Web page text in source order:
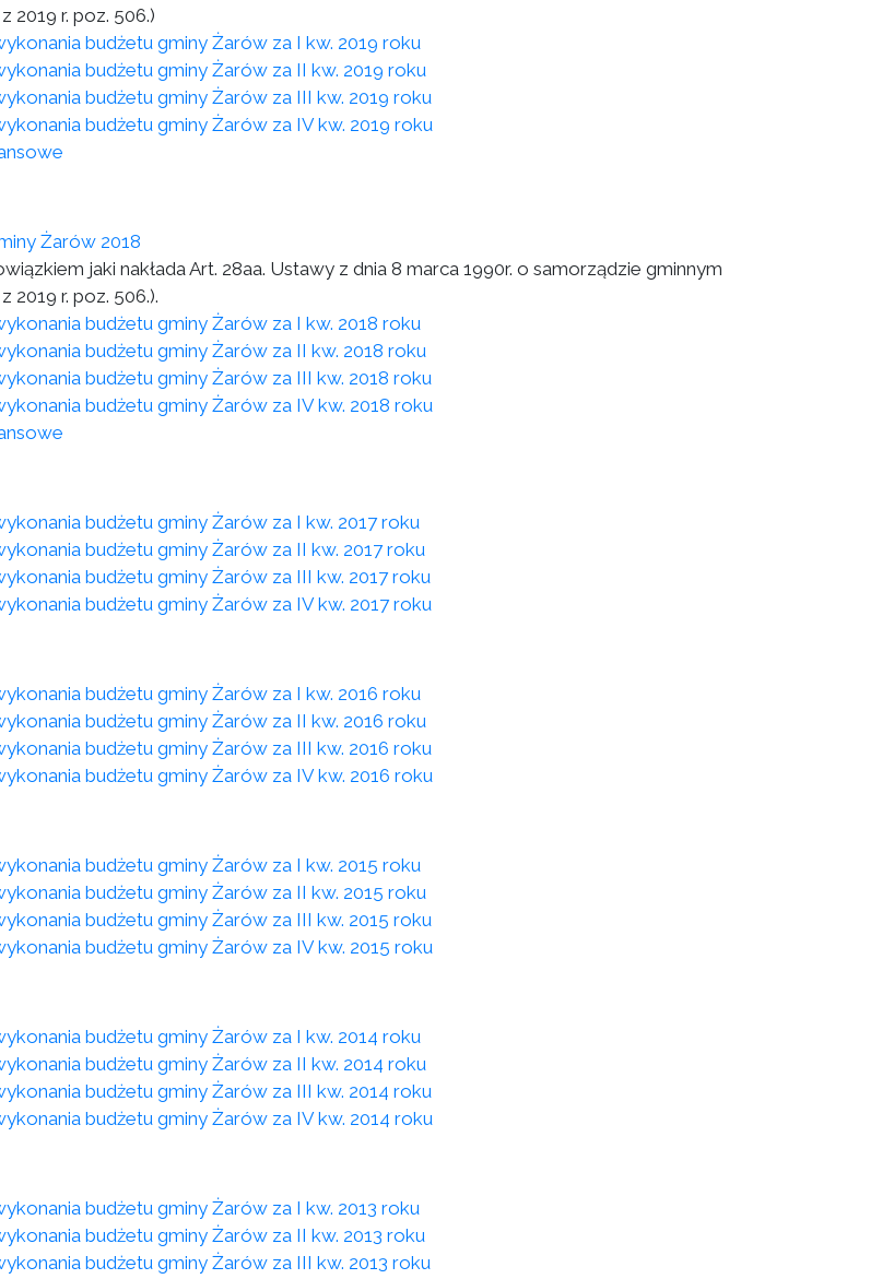
2019 r. poz. 506.)
budżetu gminy Żarów za I kw. 2019 roku
budżetu gminy Żarów za II kw. 2019 roku
budżetu gminy Żarów za III kw. 2019 roku
budżetu gminy Żarów za IV kw. 2019 roku
Żarów 2018
jaki nakłada Art. 28aa. Ustawy z dnia 8 marca 1990r. o samorządzie gminnym
2019 r. poz. 506.).
budżetu gminy Żarów za I kw. 2018 roku
budżetu gminy Żarów za II kw. 2018 roku
budżetu gminy Żarów za III kw. 2018 roku
budżetu gminy Żarów za IV kw. 2018 roku
budżetu gminy Żarów za I kw. 2017 roku
budżetu gminy Żarów za II kw. 2017 roku
budżetu gminy Żarów za III kw. 2017 roku
budżetu gminy Żarów za IV kw. 2017 roku
budżetu gminy Żarów za I kw. 2016 roku
budżetu gminy Żarów za II kw. 2016 roku
budżetu gminy Żarów za III kw. 2016 roku
budżetu gminy Żarów za IV kw. 2016 roku
budżetu gminy Żarów za I kw. 2015 roku
budżetu gminy Żarów za II kw. 2015 roku
budżetu gminy Żarów za III kw. 2015 roku
budżetu gminy Żarów za IV kw. 2015 roku
budżetu gminy Żarów za I kw. 2014 roku
budżetu gminy Żarów za II kw. 2014 roku
budżetu gminy Żarów za III kw. 2014 roku
budżetu gminy Żarów za IV kw. 2014 roku
budżetu gminy Żarów za I kw. 2013 roku
budżetu gminy Żarów za II kw. 2013 roku
budżetu gminy Żarów za III kw. 2013 roku